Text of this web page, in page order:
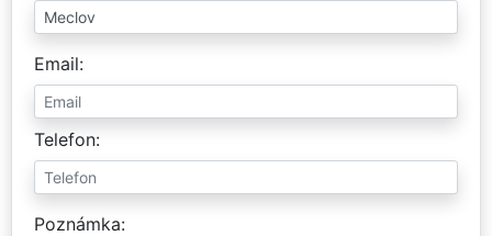
Email
Telefon
Poznámka